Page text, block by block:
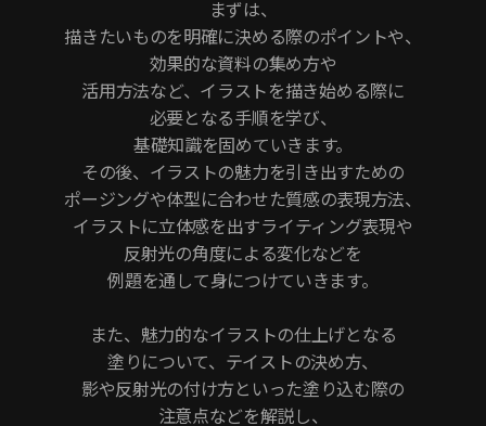
まずは、
描きたいものを明確に決める際のポイントや、
効果的な資料の集め方や
活用方法など、イラストを描き始める際に
必要となる手順を学び、
基礎知識を固めていきます。
その後、イラストの魅力を引き出すための
ポージングや体型に合わせた質感の表現方法、
イラストに立体感を出すライティング表現や
反射光の角度による変化などを
例題を通して身につけていきます。
また、魅力的なイラストの仕上げとなる
塗りについて、テイストの決め方、
影や反射光の付け方といった塗り込む際の
注意点などを解説し、